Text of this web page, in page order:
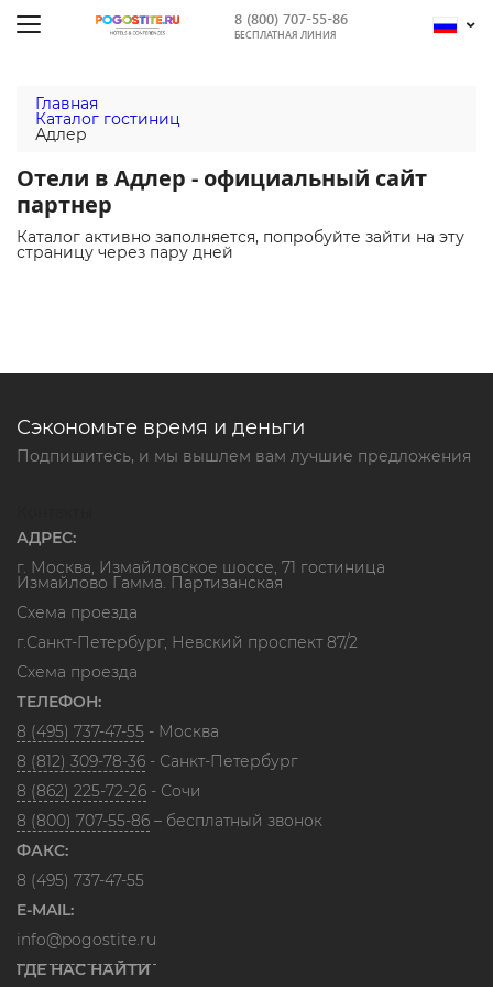
8 (800) 707-55-86
БЕСПЛАТНАЯ ЛИНИЯ
Главная
Каталог гостиниц
Адлер
Отели в Адлер - официальный сайт
партнер
Каталог активно заполняется, попробуйте зайти на эту
страницу через пару дней
Сэкономьте время и деньги
Подпишитесь, и мы вышлем вам лучшие предложения
АДРЕС:
г. Москва, Измайловское шоссе, 71 гостиница
Измайлово Гамма. Партизанская
Схема проезда
г.Санкт-Петербург, Невский проспект 87/2
Схема проезда
ТЕЛЕФОН:
8 (495) 737-47-55 - Москва
8 (812) 309-78-36 - Санкт-Петербург
8 (862) 225-72-26 - Сочи
8 (800) 707-55-86 – бесплатный звонок
ФАКС:
8 (495) 737-47-55
E-MAIL:
info@pogostite.ru
ГДЕ НАС НАЙТИ